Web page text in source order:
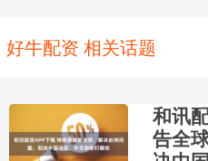
好牛配资 相关话题
和讯
告全